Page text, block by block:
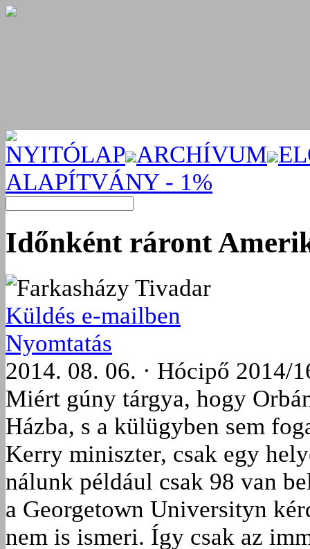
NYITÓLAP ARCHÍVUM
ALAPÍTVÁNY - 1%
Időnként ráront
Farkasházy Tivadar
Küldés e-mailben
Nyomtatás
2014. 08. 06. · Hócipő 2014/
Miért gúny tárgya, hogy
Házba, s a külügyben sem
Kerry miniszter, csak egy
nálunk például csak 98 van
a Georgetown Universityn
nem is ismeri. Így csak az